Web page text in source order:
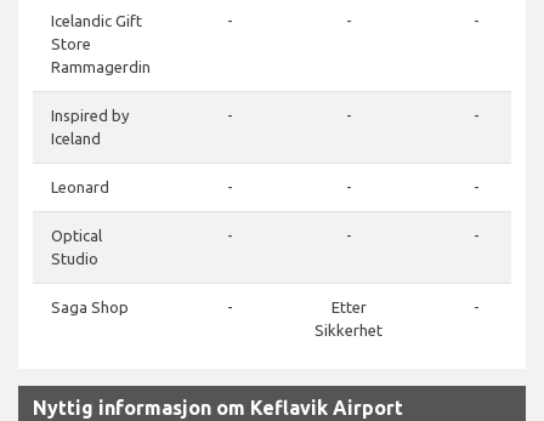
Icelandic Gift
Store
Rammagerdin
- - -
Inspired by
Iceland
- - -
Leonard - - -
Optical
Studio
- - -
Saga Shop -
Etter
Sikkerhet
-
Nyttig informasjon om Keflavik Airport